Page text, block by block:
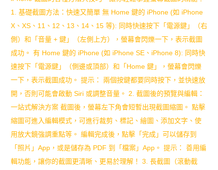
話
的
行
為
南：
14
個
高
效
秘
訣，
建
立
1. 基礎截圖方法：快速又簡單 無 Home 鍵的 iPhone (如 iPhone
X、XS、11、12、13、14、15 等): 同時快速按下「電源鍵」（右
側）和「音量 + 鍵」（左側上方），螢幕會閃爍一下，表示截圖
成功。 有 Home 鍵的 iPhone (如 iPhone SE、iPhone 8): 同時快
速按下「電源鍵」（側邊或頂部）和「Home 鍵」，螢幕會閃爍
一下，表示截圖成功。 提示： 兩個按鍵都要同時按下，並快速放
開，否則可能會啟動 Siri 或調整音量。 2. 截圖後的預覽與編輯：
一站式解決方案 截圖後，螢幕左下角會短暫出現截圖縮圖。 點擊
縮圖可進入編輯模式，可進行裁剪、標記、繪圖、添加文字、使
用放大鏡強調重點等。 編輯完成後，點擊「完成」可以儲存到
「照片」App，或是儲存為 PDF 到「檔案」App。 提示： 善用編
輯功能，讓你的截圖更清晰、更易於理解！ 3. 長截圖（滾動截